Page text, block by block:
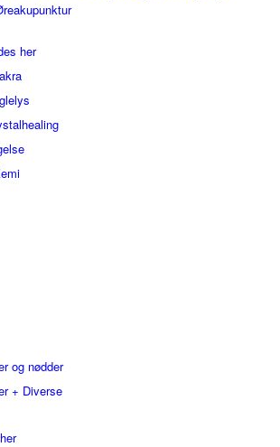
her
og nødder
+ Diverse